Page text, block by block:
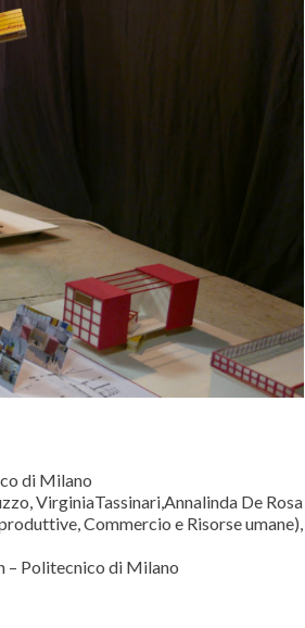
di Milano
VirginiaTassinari,Annalinda De Rosa
Commercio e Risorse umane),
– Politecnico di Milano